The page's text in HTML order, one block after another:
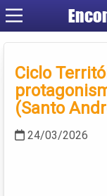
Ciclo
(Santo
24/03/2026